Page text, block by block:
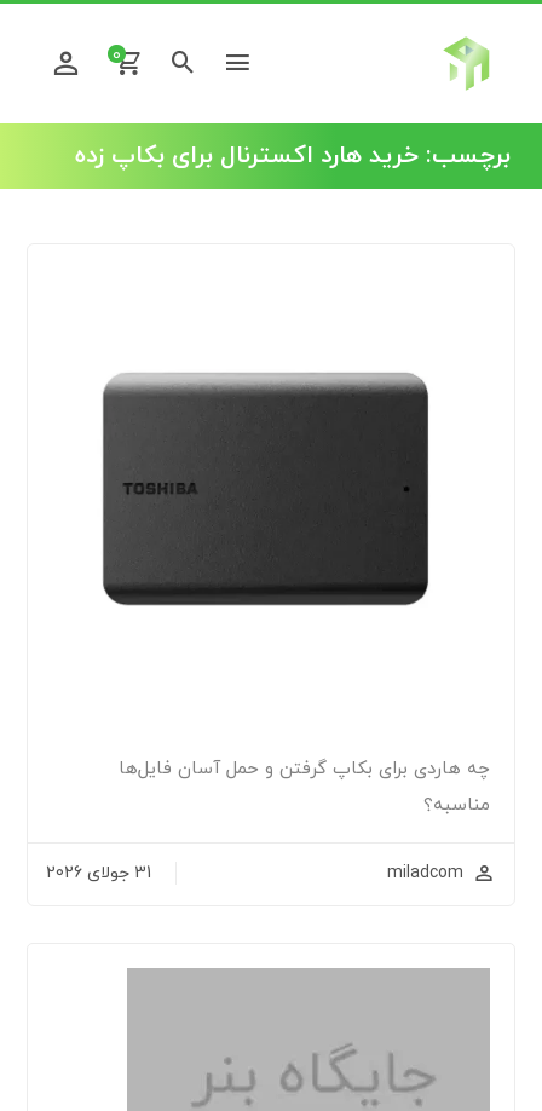
0
برچسب:خرید هارد اکسترنال برای بکاپ زده
چه هاردی برای بکاپ گرفتن و حمل آسان فایل‌ها
مناسبه؟
miladcom 31 جولای 2026